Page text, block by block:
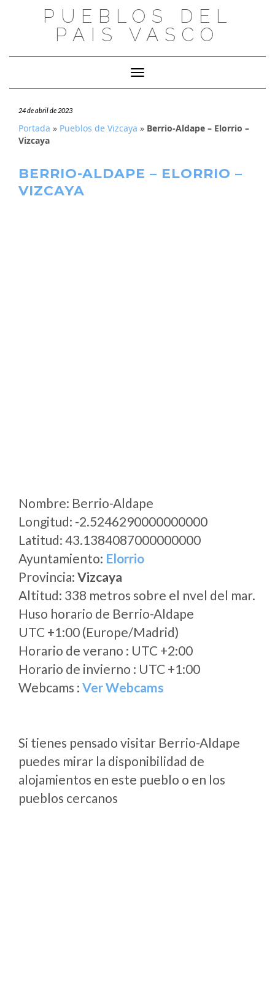
PUEBLOS DEL
PAIS VASCO
Cambiar modo de navegación
24 de abril de 2023
Portada » Pueblos de Vizcaya » Berrio-Aldape – Elorrio –
Vizcaya
BERRIO-ALDAPE – ELORRIO –
VIZCAYA
Nombre: Berrio-Aldape
Longitud: -2.5246290000000000
Latitud: 43.1384087000000000
Ayuntamiento: Elorrio
Provincia: Vizcaya
Altitud: 338 metros sobre el nvel del mar.
Huso horario de Berrio-Aldape
UTC +1:00 (Europe/Madrid)
Horario de verano : UTC +2:00
Horario de invierno : UTC +1:00
Webcams : Ver Webcams
Si tienes pensado visitar Berrio-Aldape
puedes mirar la disponibilidad de
alojamientos en este pueblo o en los
pueblos cercanos